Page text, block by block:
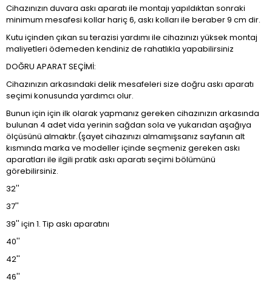
Cihazınızın duvara askı aparatı ile montajı yapıldıktan sonraki
minimum mesafesi kollar hariç 6, askı kolları ile beraber 9 cm dir.
Kutu içinden çıkan su terazisi yardımı ile cihazınızı yüksek montaj
maliyetleri ödemeden kendiniz de rahatlıkla yapabilirsiniz
DOĞRU APARAT SEÇİMİ:
Cihazınızın arkasındaki delik mesafeleri size doğru askı aparatı
seçimi konusunda yardımcı olur.
Bunun için için ilk olarak yapmanız gereken cihazınızın arkasında
bulunan 4 adet vida yerinin sağdan sola ve yukarıdan aşağıya
ölçüsünü almaktır.(şayet cihazınızı almamışsanız sayfanın alt
kısmında marka ve modeller içinde seçmeniz gereken askı
aparatları ile ilgili pratik askı aparatı seçimi bölümünü
görebilirsiniz.
32''
37''
39'' için 1. Tip askı aparatını
40''
42''
46''